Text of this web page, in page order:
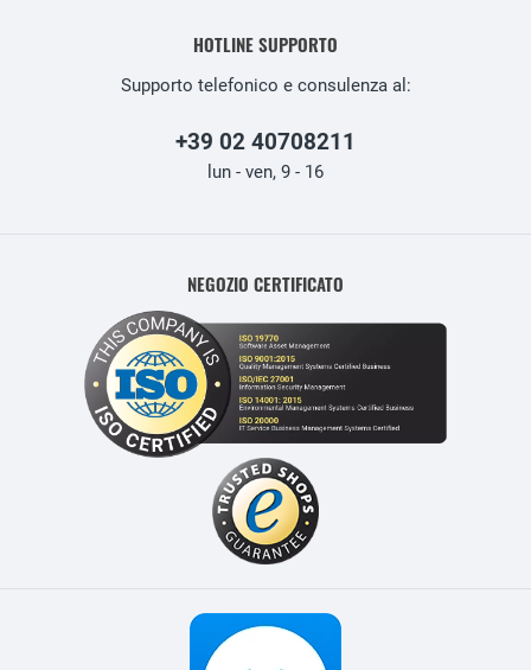
HOTLINE SUPPORTO
Supporto telefonico e consulenza al:
+39 02 40708211
lun - ven, 9 - 16
NEGOZIO CERTIFICATO